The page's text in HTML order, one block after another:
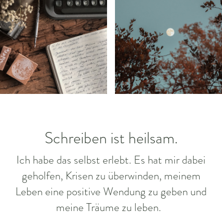
Schreiben ist heilsam.
Ich habe das selbst erlebt. Es hat mir dabei
geholfen, Krisen zu überwinden, meinem
Leben eine positive Wendung zu geben und
meine Träume zu leben.